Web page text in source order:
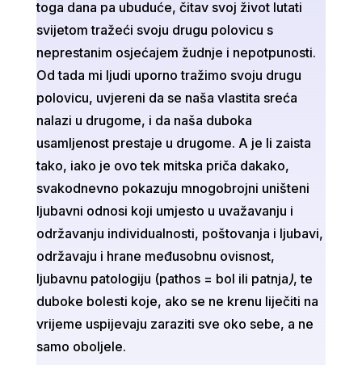
toga dana pa ubuduće, čitav svoj život lutati
svijetom tražeći svoju drugu polovicu s
neprestanim osjećajem žudnje i nepotpunosti.
Od tada mi ljudi uporno tražimo svoju drugu
polovicu, uvjereni da se naša vlastita sreća
nalazi u drugome, i da naša duboka
usamljenost prestaje u drugome. A je li zaista
tako, iako je ovo tek mitska priča dakako,
svakodnevno pokazuju mnogobrojni uništeni
ljubavni odnosi koji umjesto u uvažavanju i
održavanju individualnosti, poštovanja i ljubavi,
održavaju i hrane međusobnu ovisnost,
ljubavnu patologiju (pathos = bol ili patnja), te
duboke bolesti koje, ako se ne krenu liječiti na
vrijeme uspijevaju zaraziti sve oko sebe, a ne
samo oboljele.